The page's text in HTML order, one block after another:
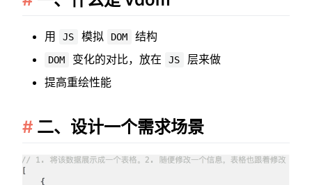
用 JS 模拟 DOM 结构
DOM 变化的对比，放在 JS
层来做
提高重绘性能
二、设计一个需求场景